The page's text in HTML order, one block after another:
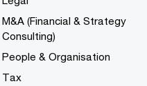
M&A (Financial & Strategy
Consulting)
People & Organisation
Tax